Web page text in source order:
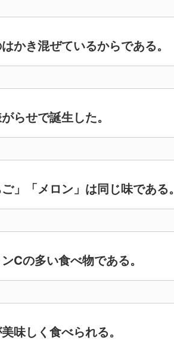
かき混ぜているからである。
らせで誕生した。
」「メロン」は同じ味である。
Cの多い食べ物である。
味しく食べられる。